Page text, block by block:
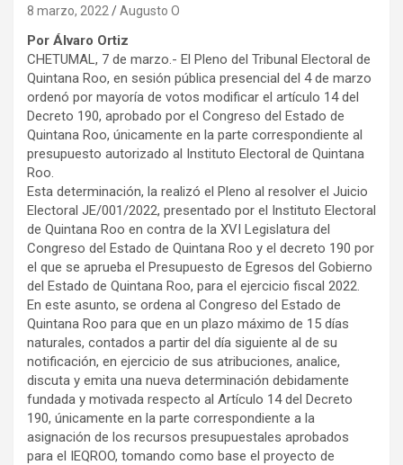
8 marzo, 2022 Augusto O
Por Álvaro Ortiz
CHETUMAL, 7 de marzo.- El Pleno del Tribunal Electoral de
Quintana Roo, en sesión pública presencial del 4 de marzo
ordenó por mayoría de votos modificar el artículo 14 del
Decreto 190, aprobado por el Congreso del Estado de
Quintana Roo, únicamente en la parte correspondiente al
presupuesto autorizado al Instituto Electoral de Quintana
Roo.
Esta determinación, la realizó el Pleno al resolver el Juicio
Electoral JE/001/2022, presentado por el Instituto Electoral
de Quintana Roo en contra de la XVI Legislatura del
Congreso del Estado de Quintana Roo y el decreto 190 por
el que se aprueba el Presupuesto de Egresos del Gobierno
del Estado de Quintana Roo, para el ejercicio fiscal 2022.
En este asunto, se ordena al Congreso del Estado de
Quintana Roo para que en un plazo máximo de 15 días
naturales, contados a partir del día siguiente al de su
notificación, en ejercicio de sus atribuciones, analice,
discuta y emita una nueva determinación debidamente
fundada y motivada respecto al Artículo 14 del Decreto
190, únicamente en la parte correspondiente a la
asignación de los recursos presupuestales aprobados
para el IEQROO, tomando como base el proyecto de